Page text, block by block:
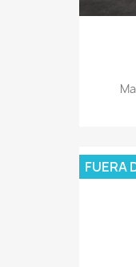
FUERA